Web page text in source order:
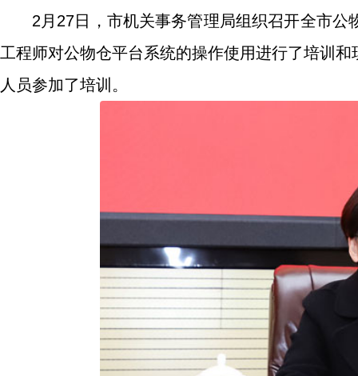
2月27日，市机关事务管理局组织召开全市
工程师对公物仓平台系统的操作使用进行了培训
人员参加了培训。